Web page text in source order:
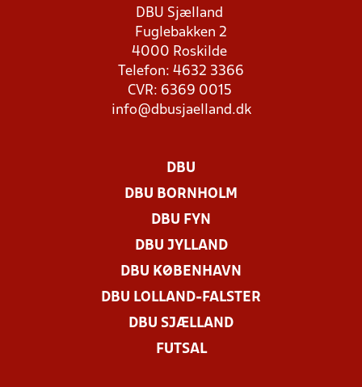
DBU Sjælland
Fuglebakken 2
4000 Roskilde
Telefon: 4632 3366
CVR: 6369 0015
info@dbusjaelland.dk
DBU
DBU BORNHOLM
DBU FYN
DBU JYLLAND
DBU KØBENHAVN
DBU LOLLAND-FALSTER
DBU SJÆLLAND
FUTSAL